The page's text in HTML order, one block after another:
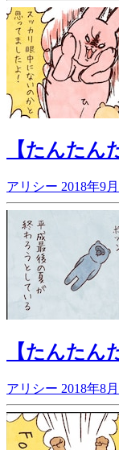
【たんた
アリシー 2018年9
【たんた
アリシー 2018年8